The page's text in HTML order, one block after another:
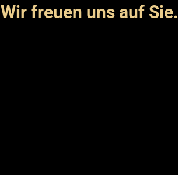
Wir freuen uns auf Sie.